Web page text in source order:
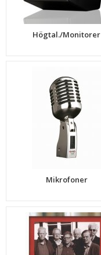
Högtal./Monitorer
Mikrofoner